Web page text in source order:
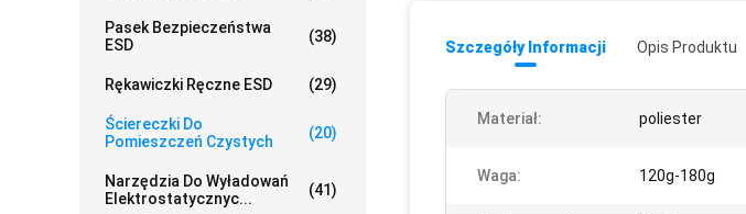
Pasek Bezpieczeństwa
ESD
(38)
Rękawiczki Ręczne ESD (29)
Ściereczki Do
Pomieszczeń Czystych
(20)
Narzędzia Do Wyładowań
Elektrostatycznyc...
(41)
Szczegóły Informacji Opis Produktu
Materiał: poliester
Waga: 120g-180g